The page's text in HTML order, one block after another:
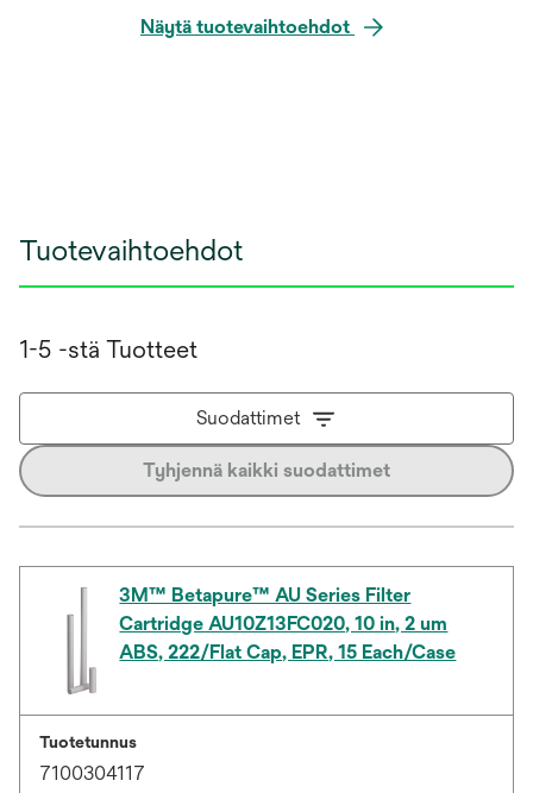
Näytä tuotevaihtoehdot
Tuotevaihtoehdot
1-5 -stä Tuotteet
Suodattimet
Tyhjennä kaikki suodattimet
3M™ Betapure™ AU Series Filter
Cartridge AU10Z13FC020, 10 in, 2 um
ABS, 222/Flat Cap, EPR, 15 Each/Case
Tuotetunnus
7100304117